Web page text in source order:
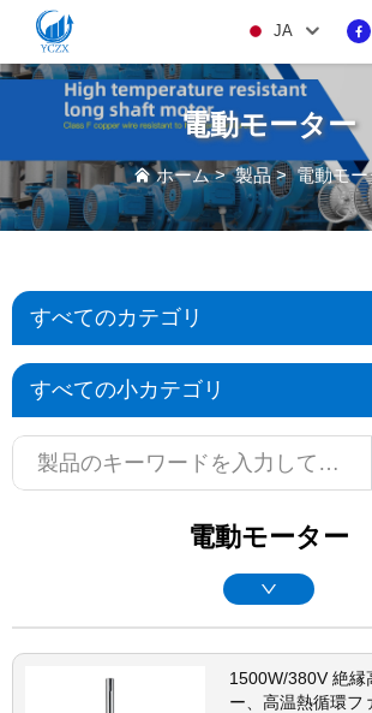
JA
当社について
ニュース
KONTAKUTO US
電動モーター
ホーム>製品>電動モ
すべてのカテゴリ
すべての小カテゴリ
電動モーター
1500W/380V 絶縁
ー、高温熱循環フ